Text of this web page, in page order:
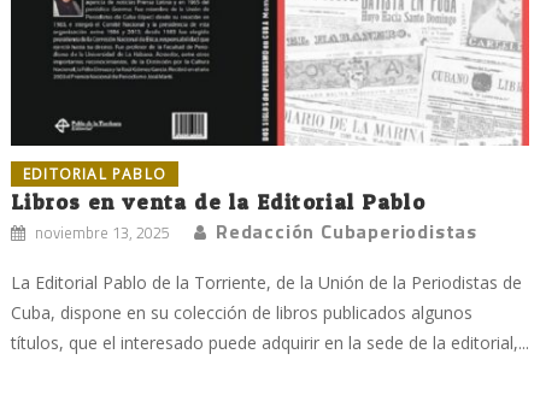
EDITORIAL PABLO
Libros en venta de la Editorial Pablo
noviembre 13, 2025 Redacción Cubaperiodistas
La Editorial Pablo de la Torriente, de la Unión de la Periodistas de
Cuba, dispone en su colección de libros publicados algunos
títulos, que el interesado puede adquirir en la sede de la editorial,...